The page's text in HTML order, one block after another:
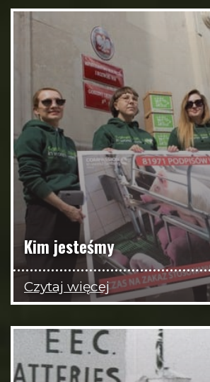
Kim jesteśmy
Czytaj więcej